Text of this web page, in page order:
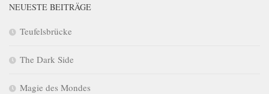
NEUESTE BEITRÄGE
Teufelsbrücke
The Dark Side
Magie des Mondes